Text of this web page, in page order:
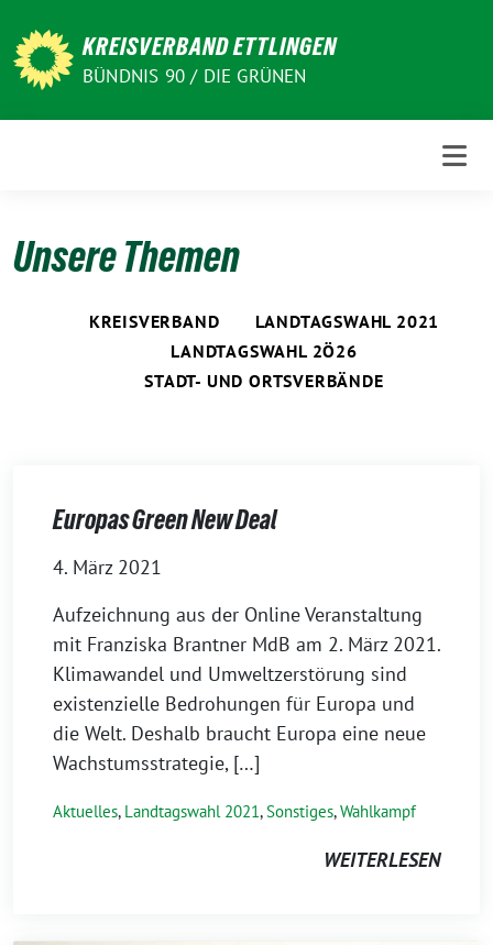
zum
Inhalt
KREISVERBAND ETTLINGEN
BÜNDNIS 90 / DIE GRÜNEN
Unsere Themen
KREISVERBAND
LANDTAGSWAHL 2021
LANDTAGSWAHL 2Ö26
STADT- UND ORTSVERBÄNDE
Europas Green New Deal
4. März 2021
Aufzeichnung aus der Online Veranstaltung
mit Franziska Brantner MdB am 2. März 2021.
Klimawandel und Umweltzerstörung sind
existenzielle Bedrohungen für Europa und
die Welt. Deshalb braucht Europa eine neue
Wachstumsstrategie, […]
Aktuelles, Landtagswahl 2021,Sonstiges,Wahlkampf
WEITERLESEN